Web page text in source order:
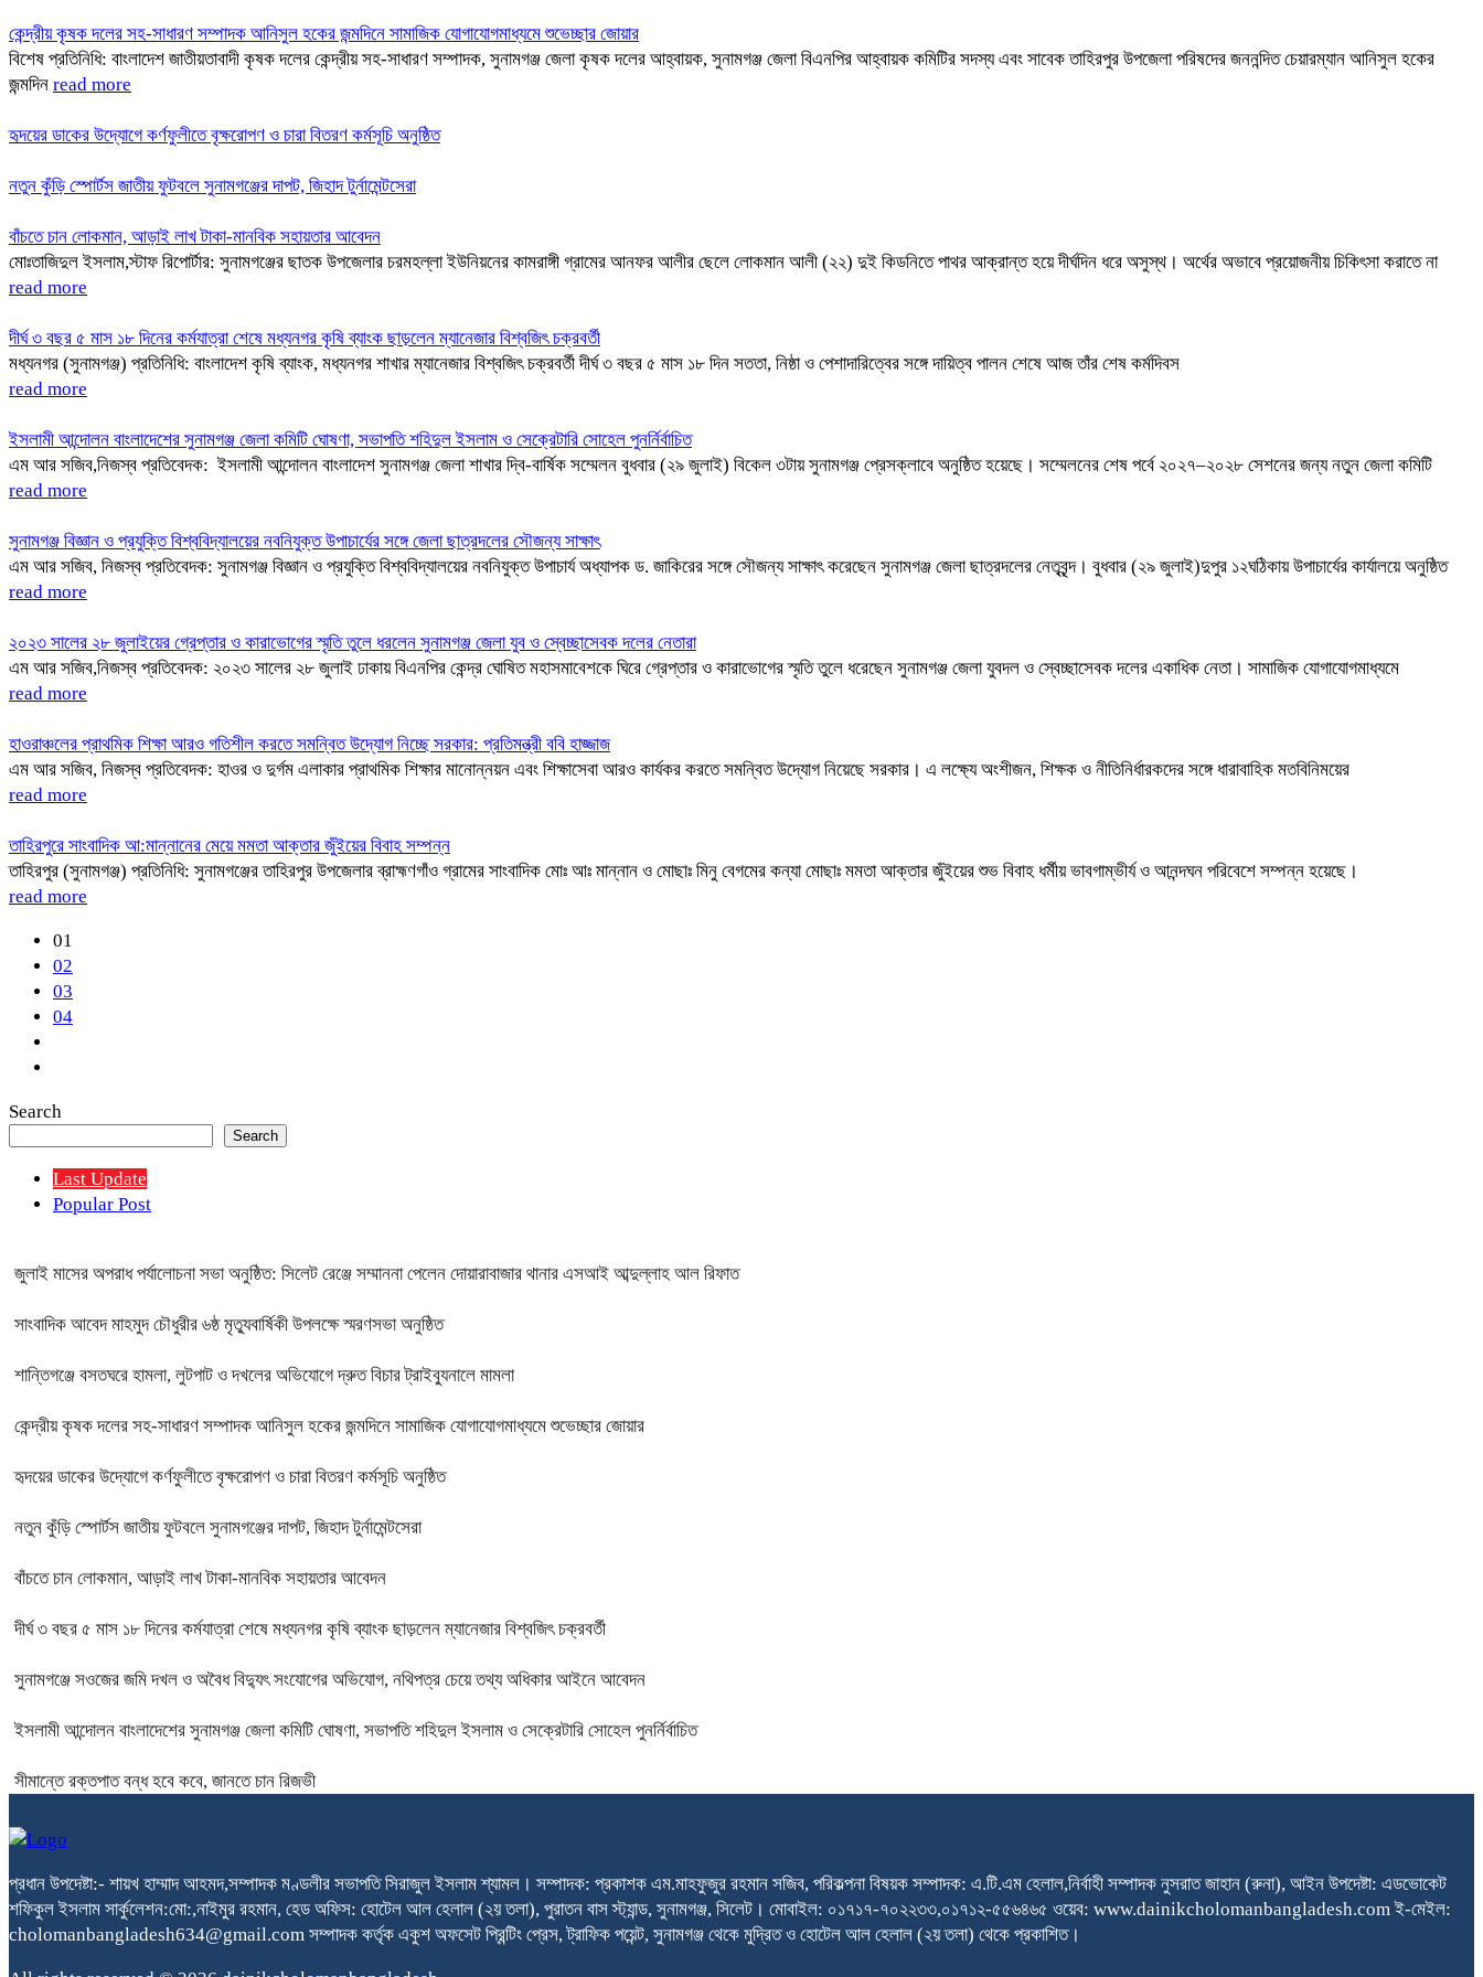
কেন্দ্রীয় কৃষক দলের সহ-সাধারণ সম্পাদক আনিসুল হকের জন্মদিনে সামাজিক যোগাযোগমাধ্যমে শুভেচ্ছার জোয়ার
বিশেষ প্রতিনিধি: বাংলাদেশ জাতীয়তাবাদী কৃষক দলের কেন্দ্রীয় সহ-সাধারণ সম্পাদক, সুনামগঞ্জ জেলা কৃষক দলের আহ্বায়ক, সুনামগঞ্জ জেলা বিএনপির আহ্বায়ক কমিটির সদস্য এবং সাবেক তাহিরপুর উপজেলা পরিষদের জননন্দিত চেয়ারম্যান আনিসুল হকের
জন্মদিন read more
হৃদয়ের ডাকের উদ্যোগে কর্ণফুলীতে বৃক্ষরোপণ ও চারা বিতরণ কর্মসূচি অনুষ্ঠিত
নতুন কুঁড়ি স্পোর্টস জাতীয় ফুটবলে সুনামগঞ্জের দাপট, জিহাদ টুর্নামেন্টসেরা
বাঁচতে চান লোকমান, আড়াই লাখ টাকা-মানবিক সহায়তার আবেদন
মোঃতাজিদুল ইসলাম,স্টাফ রিপোর্টার: সুনামগঞ্জের ছাতক উপজেলার চরমহল্লা ইউনিয়নের কামরাঙ্গী গ্রামের আনফর আলীর ছেলে লোকমান আলী (২২) দুই কিডনিতে পাথর আক্রান্ত হয়ে দীর্ঘদিন ধরে অসুস্থ। অর্থের অভাবে প্রয়োজনীয় চিকিৎসা করাতে না
read more
দীর্ঘ ৩ বছর ৫ মাস ১৮ দিনের কর্মযাত্রা শেষে মধ্যনগর কৃষি ব্যাংক ছাড়লেন ম্যানেজার বিশ্বজিৎ চক্রবর্তী
মধ্যনগর (সুনামগঞ্জ) প্রতিনিধি: বাংলাদেশ কৃষি ব্যাংক, মধ্যনগর শাখার ম্যানেজার বিশ্বজিৎ চক্রবর্তী দীর্ঘ ৩ বছর ৫ মাস ১৮ দিন সততা, নিষ্ঠা ও পেশাদারিত্বের সঙ্গে দায়িত্ব পালন শেষে আজ তাঁর শেষ কর্মদিবস
read more
ইসলামী আন্দোলন বাংলাদেশের সুনামগঞ্জ জেলা কমিটি ঘোষণা, সভাপতি শহিদুল ইসলাম ও সেক্রেটারি সোহেল পুনর্নির্বাচিত
এম আর সজিব,নিজস্ব প্রতিবেদক: ইসলামী আন্দোলন বাংলাদেশ সুনামগঞ্জ জেলা শাখার দ্বি-বার্ষিক সম্মেলন বুধবার (২৯ জুলাই) বিকেল ৩টায় সুনামগঞ্জ প্রেসক্লাবে অনুষ্ঠিত হয়েছে। সম্মেলনের শেষ পর্বে ২০২৭–২০২৮ সেশনের জন্য নতুন জেলা কমিটি
read more
সুনামগঞ্জ বিজ্ঞান ও প্রযুক্তি বিশ্ববিদ্যালয়ের নবনিযুক্ত উপাচার্যের সঙ্গে জেলা ছাত্রদলের সৌজন্য সাক্ষাৎ
এম আর সজিব, নিজস্ব প্রতিবেদক: সুনামগঞ্জ বিজ্ঞান ও প্রযুক্তি বিশ্ববিদ্যালয়ের নবনিযুক্ত উপাচার্য অধ্যাপক ড. জাকিরের সঙ্গে সৌজন্য সাক্ষাৎ করেছেন সুনামগঞ্জ জেলা ছাত্রদলের নেতৃবৃন্দ। বুধবার (২৯ জুলাই)দুপুর ১২ঘঠিকায় উপাচার্যের কার্যালয়ে অনুষ্ঠিত
read more
২০২৩ সালের ২৮ জুলাইয়ের গ্রেপ্তার ও কারাভোগের স্মৃতি তুলে ধরলেন সুনামগঞ্জ জেলা যুব ও স্বেচ্ছাসেবক দলের নেতারা
এম আর সজিব,নিজস্ব প্রতিবেদক: ২০২৩ সালের ২৮ জুলাই ঢাকায় বিএনপির কেন্দ্র ঘোষিত মহাসমাবেশকে ঘিরে গ্রেপ্তার ও কারাভোগের স্মৃতি তুলে ধরেছেন সুনামগঞ্জ জেলা যুবদল ও স্বেচ্ছাসেবক দলের একাধিক নেতা। সামাজিক যোগাযোগমাধ্যমে
read more
হাওরাঞ্চলের প্রাথমিক শিক্ষা আরও গতিশীল করতে সমন্বিত উদ্যোগ নিচ্ছে সরকার: প্রতিমন্ত্রী ববি হাজ্জাজ
এম আর সজিব, নিজস্ব প্রতিবেদক: হাওর ও দুর্গম এলাকার প্রাথমিক শিক্ষার মানোন্নয়ন এবং শিক্ষাসেবা আরও কার্যকর করতে সমন্বিত উদ্যোগ নিয়েছে সরকার। এ লক্ষ্যে অংশীজন, শিক্ষক ও নীতিনির্ধারকদের সঙ্গে ধারাবাহিক মতবিনিময়ের
read more
তাহিরপুরে সাংবাদিক আ:মান্নানের মেয়ে মমতা আক্তার জুঁইয়ের বিবাহ সম্পন্ন
তাহিরপুর (সুনামগঞ্জ) প্রতিনিধি: সুনামগঞ্জের তাহিরপুর উপজেলার ব্রাহ্মণগাঁও গ্রামের সাংবাদিক মোঃ আঃ মান্নান ও মোছাঃ মিনু বেগমের কন্যা মোছাঃ মমতা আক্তার জুঁইয়ের শুভ বিবাহ ধর্মীয় ভাবগাম্ভীর্য ও আনন্দঘন পরিবেশে সম্পন্ন হয়েছে।
read more
01
02
03
04
Search
Search
Last Update
Popular Post
জুলাই মাসের অপরাধ পর্যালোচনা সভা অনুষ্ঠিত: সিলেট রেঞ্জে সম্মাননা পেলেন দোয়ারাবাজার থানার এসআই আব্দুল্লাহ আল রিফাত
সাংবাদিক আবেদ মাহমুদ চৌধুরীর ৬ষ্ঠ মৃত্যুবার্ষিকী উপলক্ষে স্মরণসভা অনুষ্ঠিত
শান্তিগঞ্জে বসতঘরে হামলা, লুটপাট ও দখলের অভিযোগে দ্রুত বিচার ট্রাইব্যুনালে মামলা
কেন্দ্রীয় কৃষক দলের সহ-সাধারণ সম্পাদক আনিসুল হকের জন্মদিনে সামাজিক যোগাযোগমাধ্যমে শুভেচ্ছার জোয়ার
হৃদয়ের ডাকের উদ্যোগে কর্ণফুলীতে বৃক্ষরোপণ ও চারা বিতরণ কর্মসূচি অনুষ্ঠিত
নতুন কুঁড়ি স্পোর্টস জাতীয় ফুটবলে সুনামগঞ্জের দাপট, জিহাদ টুর্নামেন্টসেরা
বাঁচতে চান লোকমান, আড়াই লাখ টাকা-মানবিক সহায়তার আবেদন
দীর্ঘ ৩ বছর ৫ মাস ১৮ দিনের কর্মযাত্রা শেষে মধ্যনগর কৃষি ব্যাংক ছাড়লেন ম্যানেজার বিশ্বজিৎ চক্রবর্তী
সুনামগঞ্জে সওজের জমি দখল ও অবৈধ বিদ্যুৎ সংযোগের অভিযোগ, নথিপত্র চেয়ে তথ্য অধিকার আইনে আবেদন
ইসলামী আন্দোলন বাংলাদেশের সুনামগঞ্জ জেলা কমিটি ঘোষণা, সভাপতি শহিদুল ইসলাম ও সেক্রেটারি সোহেল পুনর্নির্বাচিত
সীমান্তে রক্তপাত বন্ধ হবে কবে, জানতে চান রিজভী
প্রধান উপদেষ্টা:- শায়খ হাম্মাদ আহমদ,সম্পাদক মণ্ডলীর সভাপতি সিরাজুল ইসলাম শ্যামল। সম্পাদক: প্রকাশক এম.মাহফুজুর রহমান সজিব, পরিকল্পনা বিষয়ক সম্পাদক: এ.টি.এম হেলাল,নির্বাহী সম্পাদক নুসরাত জাহান (রুনা), আইন উপদেষ্টা: এডভোকেট
শফিকুল ইসলাম সার্কুলেশন:মো:,নাইমুর রহমান, হেড অফিস: হোটেল আল হেলাল (২য় তলা), পুরাতন বাস স্ট্যান্ড, সুনামগঞ্জ, সিলেট। মোবাইল: ০১৭১৭-৭০২২৩৩,০১৭১২-৫৫৬৪৬৫ ওয়েব: www.dainikcholomanbangladesh.com ই-মেইল:
cholomanbangladesh634@gmail.com সম্পাদক কর্তৃক একুশ অফসেট প্রিন্টিং প্রেস, ট্রাফিক পয়েন্ট, সুনামগঞ্জ থেকে মুদ্রিত ও হোটেল আল হেলাল (২য় তলা) থেকে প্রকাশিত।